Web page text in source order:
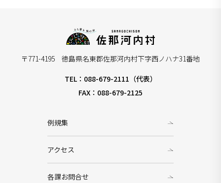
〒771-4195 徳島県名東郡佐那河内村下字西ノハナ31番地
TEL：088-679-2111（代表）
FAX：088-679-2125
例規集
アクセス
各課お問合せ